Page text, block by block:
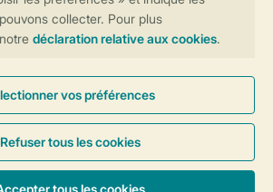
d’infos et préférences
Privée
Cookies et bannières